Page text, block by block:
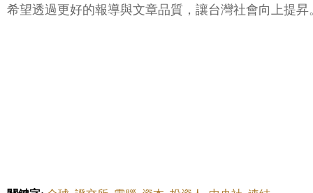
希望透過更好的報導與文章品質，讓台灣社會向上提昇